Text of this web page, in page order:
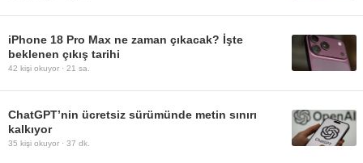
iPhone 18 Pro Max ne zaman çıkacak? İşte
beklenen çıkış tarihi
42 kişi okuyor · 21 sa.
ChatGPT’nin ücretsiz sürümünde metin sınırı
kalkıyor
35 kişi okuyor · 37 dk.